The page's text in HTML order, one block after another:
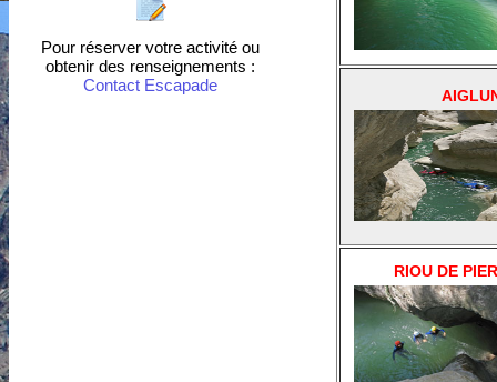
Pour réserver votre activité ou
obtenir des renseignements :
Contact Escapade
RIOU DE